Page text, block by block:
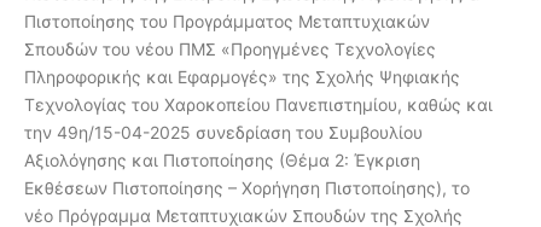
Πιστοποίησης του Προγράμματος Μεταπτυχιακών
Σπουδών του νέου ΠΜΣ «Προηγμένες Τεχνολογίες
Πληροφορικής και Εφαρμογές» της Σχολής Ψηφιακής
Τεχνολογίας του Χαροκοπείου Πανεπιστημίου, καθώς και
την 49η/15-04-2025 συνεδρίαση του Συμβουλίου
Αξιολόγησης και Πιστοποίησης (Θέμα 2: Έγκριση
Εκθέσεων Πιστοποίησης – Χορήγηση Πιστοποίησης), το
νέο Πρόγραμμα Μεταπτυχιακών Σπουδών της Σχολής